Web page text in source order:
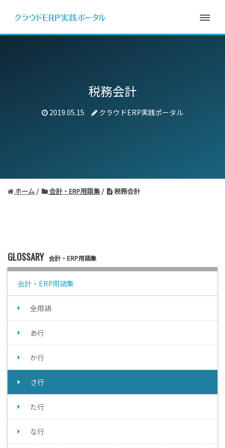
税務会計
2019.05.15 クラウドERP実践ポータル
ホーム 会計・ERP用語集 税務会計
GLOSSARY 会計・ERP用語集
会計・ERP用語集
全用語
あ行
か行
さ行
た行
な行